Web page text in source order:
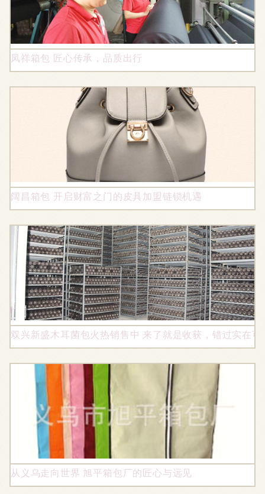
凤祥箱包 匠心传承，品质出行
阔昌箱包 开启财富之门的皮具加盟链锁机遇
双兴新盛木耳菌包火热销售中 来了就是收获，错过实在可
从义乌走向世界 旭平箱包厂的匠心与远见